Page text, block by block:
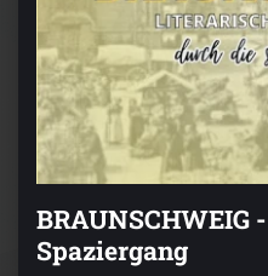
BRAUNSCHWEIG
Spaziergang